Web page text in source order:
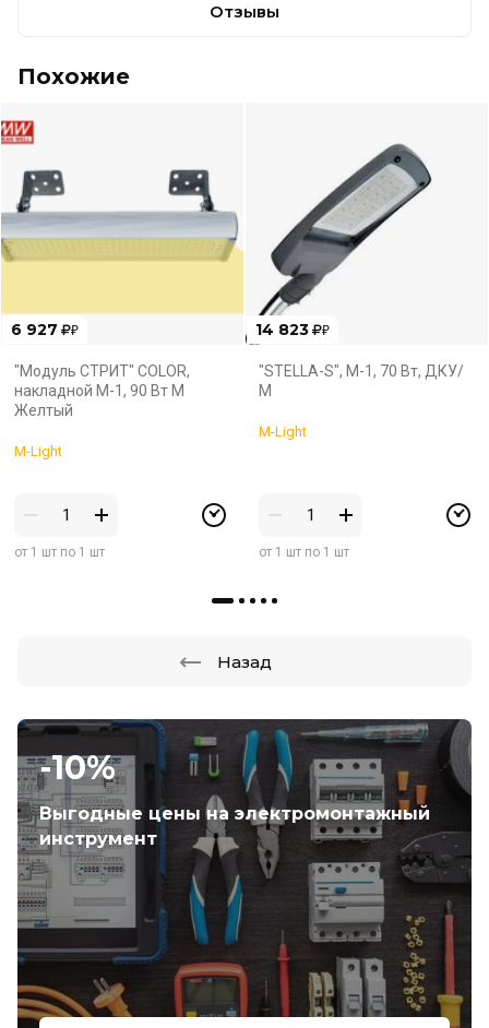
-10%
Выгодные цены на электромонтажный
инструмент
Отзывы
Похожие
6 927 ₽
"Модуль СТРИТ" COLOR,
накладной М-1, 90 Вт М
Желтый
M-Light
от 1 шт по 1 шт
14 823 ₽
"STELLA-S", М-1, 70 Вт, ДКУ/
M
M-Light
от 1 шт по 1 шт
Назад